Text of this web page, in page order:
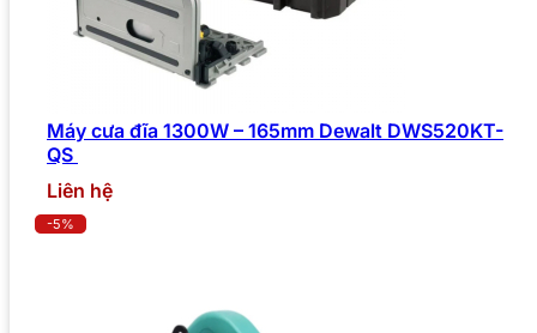
Máy cưa đĩa 1300W – 165mm Dewalt DWS520KT-
QS
Liên hệ
-5%